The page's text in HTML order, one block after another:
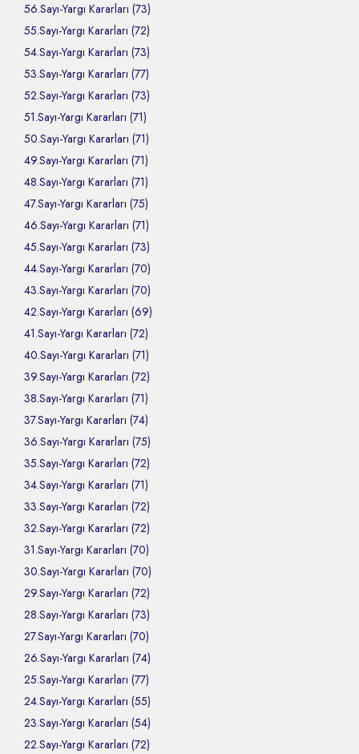
56.Sayı-Yargı Kararları (73)
55.Sayı-Yargı Kararları (72)
54.Sayı-Yargı Kararları (73)
53.Sayı-Yargı Kararları (77)
52.Sayı-Yargı Kararları (73)
51.Sayı-Yargı Kararları (71)
50.Sayı-Yargı Kararları (71)
49.Sayı-Yargı Kararları (71)
48.Sayı-Yargı Kararları (71)
47.Sayı-Yargı Kararları (75)
46.Sayı-Yargı Kararları (71)
45.Sayı-Yargı Kararları (73)
44.Sayı-Yargı Kararları (70)
43.Sayı-Yargı Kararları (70)
42.Sayı-Yargı Kararları (69)
41.Sayı-Yargı Kararları (72)
40.Sayı-Yargı Kararları (71)
39.Sayı-Yargı Kararları (72)
38.Sayı-Yargı Kararları (71)
37.Sayı-Yargı Kararları (74)
36.Sayı-Yargı Kararları (75)
35.Sayı-Yargı Kararları (72)
34.Sayı-Yargı Kararları (71)
33.Sayı-Yargı Kararları (72)
32.Sayı-Yargı Kararları (72)
31.Sayı-Yargı Kararları (70)
30.Sayı-Yargı Kararları (70)
29.Sayı-Yargı Kararları (72)
28.Sayı-Yargı Kararları (73)
27.Sayı-Yargı Kararları (70)
26.Sayı-Yargı Kararları (74)
25.Sayı-Yargı Kararları (77)
24.Sayı-Yargı Kararları (55)
23.Sayı-Yargı Kararları (54)
22.Sayı-Yargı Kararları (72)